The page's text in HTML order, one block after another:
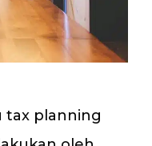
tax planning